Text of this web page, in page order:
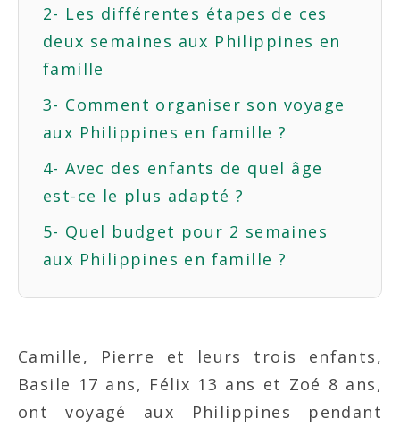
2- Les différentes étapes de ces
deux semaines aux Philippines en
famille
3- Comment organiser son voyage
aux Philippines en famille ?
4- Avec des enfants de quel âge
est-ce le plus adapté ?
5- Quel budget pour 2 semaines
aux Philippines en famille ?
Camille, Pierre et leurs trois enfants,
Basile 17 ans, Félix 13 ans et Zoé 8 ans,
ont voyagé aux Philippines pendant